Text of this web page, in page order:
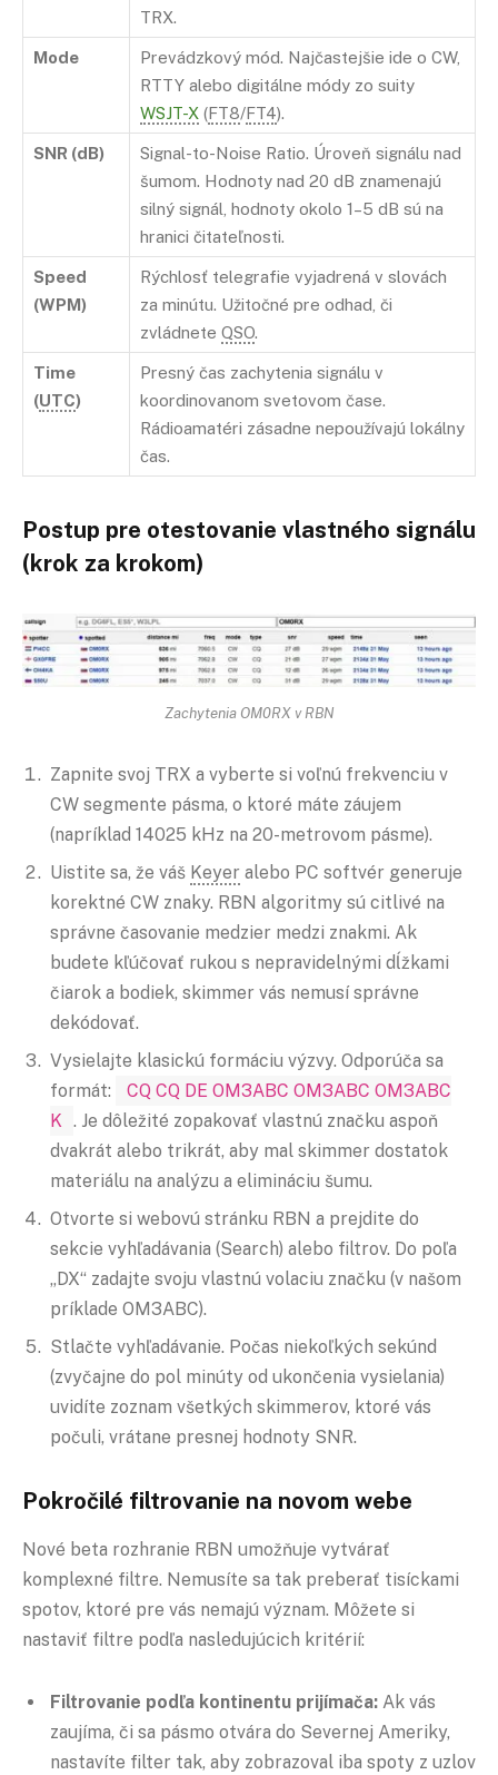
TRX.
Mode
Prevádzkový mód. Najčastejšie ide o CW,
RTTY alebo digitálne módy zo suity
WSJT-X (FT8/FT4).
SNR (dB)
Signal-to-Noise Ratio. Úroveň signálu nad
šumom. Hodnoty nad 20 dB znamenajú
silný signál, hodnoty okolo 1–5 dB sú na
hranici čitateľnosti.
Speed
(WPM)
Rýchlosť telegrafie vyjadrená v slovách
za minútu. Užitočné pre odhad, či
zvládnete QSO.
Time
(UTC)
Presný čas zachytenia signálu v
koordinovanom svetovom čase.
Rádioamatéri zásadne nepoužívajú lokálny
čas.
Postup pre otestovanie vlastného signálu
(krok za krokom)
Zachytenia OM0RX v RBN
Zapnite svoj TRX a vyberte si voľnú frekvenciu v
CW segmente pásma, o ktoré máte záujem
(napríklad 14025 kHz na 20-metrovom pásme).
Uistite sa, že váš Keyer alebo PC softvér generuje
korektné CW znaky. RBN algoritmy sú citlivé na
správne časovanie medzier medzi znakmi. Ak
budete kľúčovať rukou s nepravidelnými dĺžkami
čiarok a bodiek, skimmer vás nemusí správne
dekódovať.
Vysielajte klasickú formáciu výzvy. Odporúča sa
formát:
CQ CQ DE OM3ABC OM3ABC OM3ABC
K . Je dôležité zopakovať vlastnú značku aspoň
dvakrát alebo trikrát, aby mal skimmer dostatok
materiálu na analýzu a elimináciu šumu.
Otvorte si webovú stránku RBN a prejdite do
sekcie vyhľadávania (Search) alebo filtrov. Do poľa
„DX“ zadajte svoju vlastnú volaciu značku (v našom
príklade OM3ABC).
Stlačte vyhľadávanie. Počas niekoľkých sekúnd
(zvyčajne do pol minúty od ukončenia vysielania)
uvidíte zoznam všetkých skimmerov, ktoré vás
počuli, vrátane presnej hodnoty SNR.
Pokročilé filtrovanie na novom webe
Nové beta rozhranie RBN umožňuje vytvárať
komplexné filtre. Nemusíte sa tak preberať tisíckami
spotov, ktoré pre vás nemajú význam. Môžete si
nastaviť filtre podľa nasledujúcich kritérií:
Filtrovanie podľa kontinentu prijímača: Ak vás
zaujíma, či sa pásmo otvára do Severnej Ameriky,
nastavíte filter tak, aby zobrazoval iba spoty z uzlov